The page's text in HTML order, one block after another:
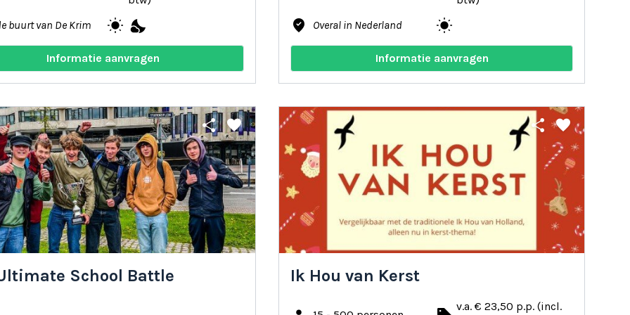
buurt van De Krim wb_sunny nights_stay
Informatie aanvragen
where_to_vote Overal in Nederland wb_sunny
Informatie aanvragen
share favorite
School Battle
share favorite
Ik Hou van Kerst
v.a. € 23,50 p.p. (incl.